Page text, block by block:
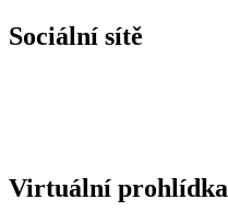
Sociální sítě
Virtuální prohlídka